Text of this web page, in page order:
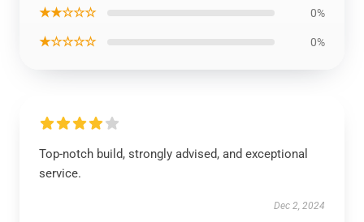
★★☆☆☆ 0%
★☆☆☆☆ 0%
Top-notch build, strongly advised, and exceptional
service.
Dec 2, 2024